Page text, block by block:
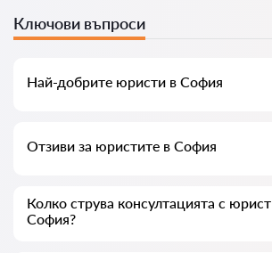
Ключови въпроси
Най-добрите юристи в София
пълна информация. Цени, отзиви, телефонен
Отзиви за юристите в София
юристите, не изтриваме отрицателни отзиви и
възможност за манипулация.
Колко струва консултацията с
София?